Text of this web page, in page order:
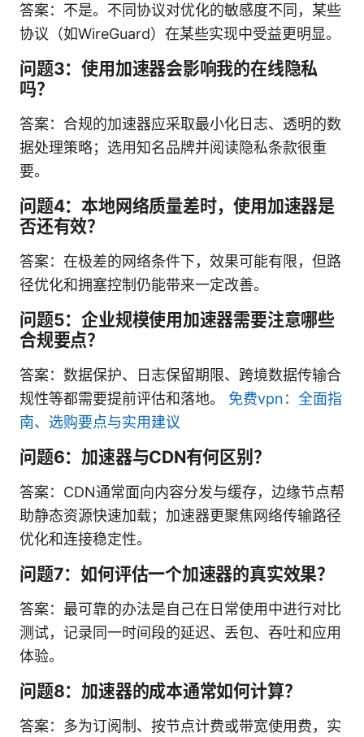
答案：不是。不同协议对优化的敏感度不同，某些
协议（如WireGuard）在某些实现中受益更明显。
问题3：使用加速器会影响我的在线隐私
吗？
答案：合规的加速器应采取最小化日志、透明的数
据处理策略；选用知名品牌并阅读隐私条款很重
要。
问题4：本地网络质量差时，使用加速器是
否还有效？
答案：在极差的网络条件下，效果可能有限，但路
径优化和拥塞控制仍能带来一定改善。
问题5：企业规模使用加速器需要注意哪些
合规要点？
答案：数据保护、日志保留期限、跨境数据传输合
规性等都需要提前评估和落地。 免费vpn：全面指
南、选购要点与实用建议
问题6：加速器与CDN有何区别？
答案：CDN通常面向内容分发与缓存，边缘节点帮
助静态资源快速加载；加速器更聚焦网络传输路径
优化和连接稳定性。
问题7：如何评估一个加速器的真实效果？
答案：最可靠的办法是自己在日常使用中进行对比
测试，记录同一时间段的延迟、丢包、吞吐和应用
体验。
问题8：加速器的成本通常如何计算？
答案：多为订阅制、按节点计费或带宽使用费，实